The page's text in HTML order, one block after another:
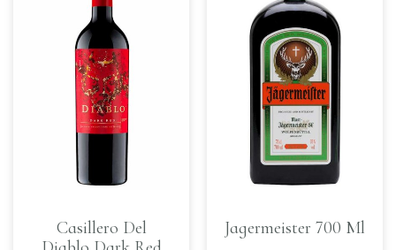
Casillero Del
Jagermeister 700 Ml